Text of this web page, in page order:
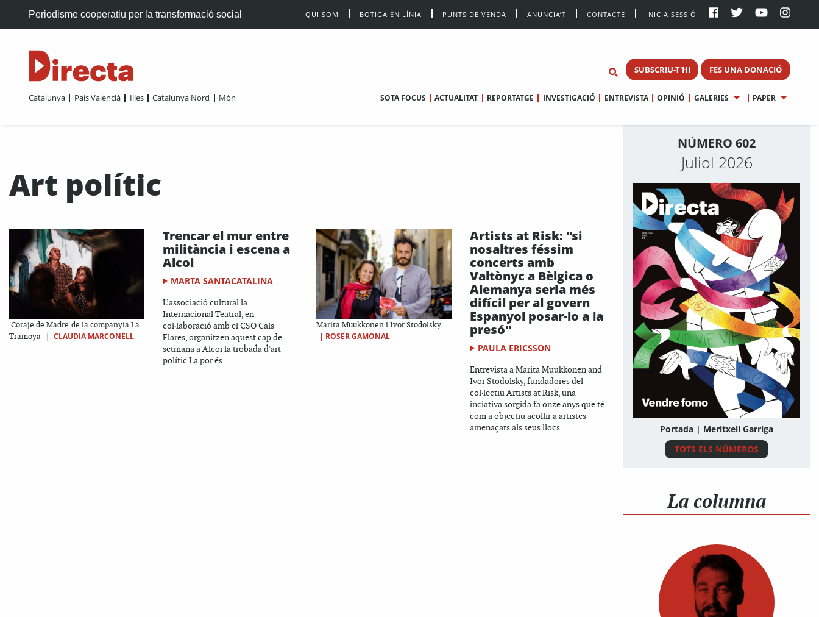
Periodisme cooperatiu per la transformació social QUI SOM BOTIGA EN LÍNIA PUNTS DE VENDA ANUNCIA’T CONTACTE INICIA SESSIÓ
SUBSCRIU-T'HI FES UNA DONACIÓ
Catalunya País Valencià Illes Catalunya Nord Món SOTA FOCUS ACTUALITAT REPORTATGE INVESTIGACIÓ ENTREVISTA OPINIÓ GALERIES PAPER
Art polític
'Coraje de Madre' de la companyia La
Tramoya
| CLAUDIA MARCONELL
Trencar el mur entre
militància i escena a
Alcoi
MARTA SANTACATALINA
L’associació cultural la
Internacional Teatral, en
col·laboració amb el CSO Cals
Flares, organitzen aquest cap de
setmana a Alcoi la trobada d'art
polític La por és...
Marita Muukkonen i Ivor Stodolsky
| ROSER GAMONAL
Artists at Risk: "si
nosaltres féssim
concerts amb
Valtònyc a Bèlgica o
Alemanya seria més
difícil per al govern
Espanyol posar-lo a la
presó"
PAULA ERICSSON
Entrevista a Marita Muukkonen and
Ivor Stodolsky, fundadores del
col·lectiu Artists at Risk, una
inciativa sorgida fa onze anys que té
com a objectiu acollir a artistes
amenaçats als seus llocs...
NÚMERO 602
Juliol 2026
Portada | Meritxell Garriga
TOTS ELS NÚMEROS
La columna